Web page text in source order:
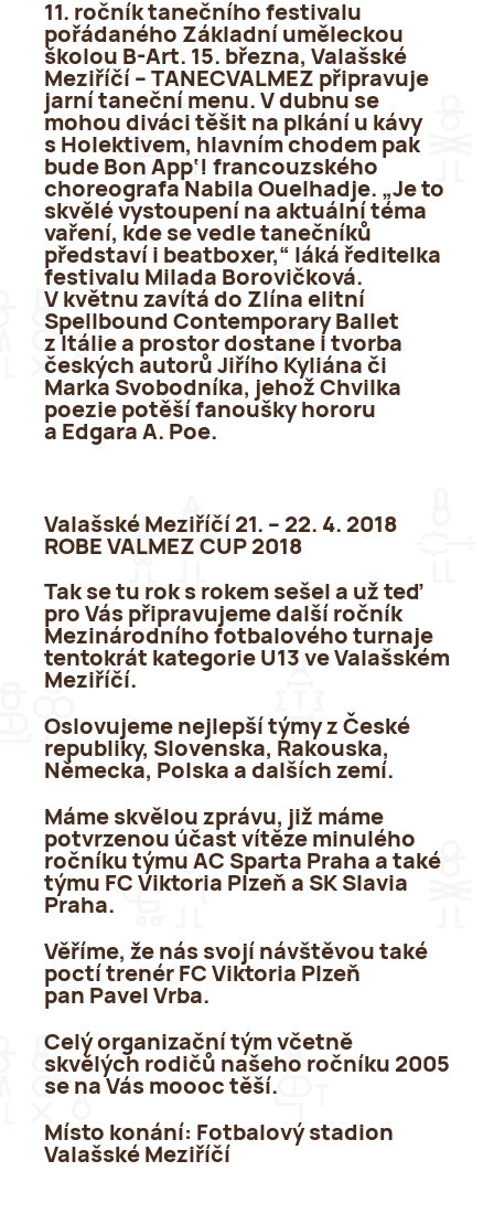
11. ročník tanečního festivalu
pořádaného Základní uměleckou
školou B-Art. 15. března, Valašské
Meziříčí – TANECVALMEZ připravuje
jarní taneční menu. V dubnu se
mohou diváci těšit na plkání u kávy
s Holektivem, hlavním chodem pak
bude Bon App‘! francouzského
choreografa Nabila Ouelhadje. „Je to
skvělé vystoupení na aktuální téma
vaření, kde se vedle tanečníků
představí i beatboxer,“ láká ředitelka
festivalu Milada Borovičková.
V květnu zavítá do Zlína elitní
Spellbound Contemporary Ballet
z Itálie a prostor dostane i tvorba
českých autorů Jiřího Kyliána či
Marka Svobodníka, jehož Chvilka
poezie potěší fanoušky hororu
a Edgara A. Poe.
Valašské Meziříčí 21. – 22. 4. 2018
ROBE VALMEZ CUP 2018
Tak se tu rok s rokem sešel a už teď
pro Vás připravujeme další ročník
Mezinárodního fotbalového turnaje
tentokrát kategorie U13 ve Valašském
Meziříčí.
Oslovujeme nejlepší týmy z České
republiky, Slovenska, Rakouska,
Německa, Polska a dalších zemí.
Máme skvělou zprávu, již máme
potvrzenou účast vítěze minulého
ročníku týmu AC Sparta Praha a také
týmu FC Viktoria Plzeň a SK Slavia
Praha.
Věříme, že nás svojí návštěvou také
poctí trenér FC Viktoria Plzeň
pan Pavel Vrba.
Celý organizační tým včetně
skvělých rodičů našeho ročníku 2005
se na Vás moooc těší.
Místo konání: Fotbalový stadion
Valašské Meziříčí